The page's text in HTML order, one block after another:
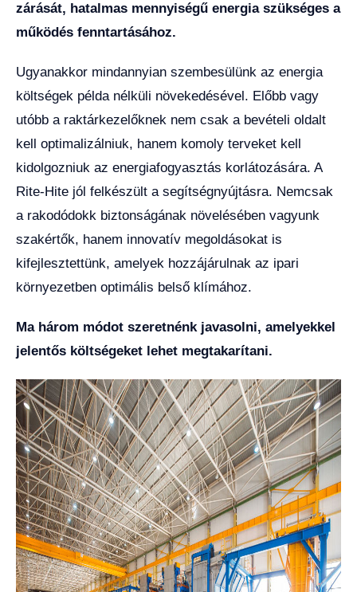
zárását, hatalmas mennyiségű energia szükséges a
működés fenntartásához.
Ugyanakkor mindannyian szembesülünk az energia
költségek példa nélküli növekedésével. Előbb vagy
utóbb a raktárkezelőknek nem csak a bevételi oldalt
kell optimalizálniuk, hanem komoly terveket kell
kidolgozniuk az energiafogyasztás korlátozására. A
Rite-Hite jól felkészült a segítségnyújtásra. Nemcsak
a rakodódokk biztonságának növelésében vagyunk
szakértők, hanem innovatív megoldásokat is
kifejlesztettünk, amelyek hozzájárulnak az ipari
környezetben optimális belső klímához.
Ma három módot szeretnénk javasolni, amelyekkel
jelentős költségeket lehet megtakarítani.